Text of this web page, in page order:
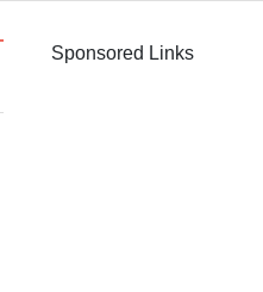
Sponsored Links